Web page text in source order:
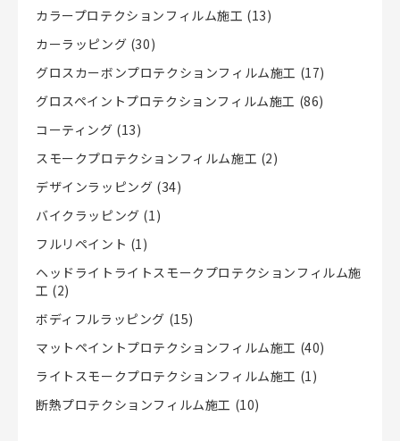
カラープロテクションフィルム施工 (13)
カーラッピング (30)
グロスカーボンプロテクションフィルム施工 (17)
グロスペイントプロテクションフィルム施工 (86)
コーティング (13)
スモークプロテクションフィルム施工 (2)
デザインラッピング (34)
バイクラッピング (1)
フルリペイント (1)
ヘッドライトライトスモークプロテクションフィルム施
工 (2)
ボディフルラッピング (15)
マットペイントプロテクションフィルム施工 (40)
ライトスモークプロテクションフィルム施工 (1)
断熱プロテクションフィルム施工 (10)